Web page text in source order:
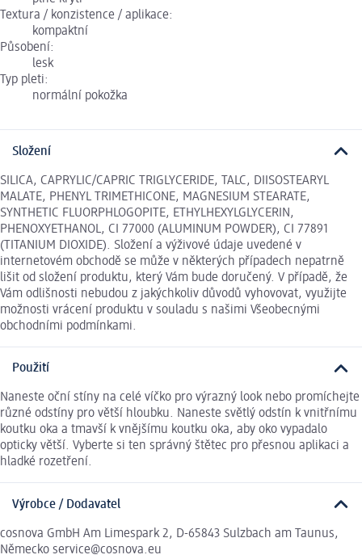
Textura / konzistence / aplikace:
kompaktní
Působení:
lesk
Typ pleti:
normální pokožka
Složení
SILICA, CAPRYLIC/CAPRIC TRIGLYCERIDE, TALC, DIISOSTEARYL
MALATE, PHENYL TRIMETHICONE, MAGNESIUM STEARATE,
SYNTHETIC FLUORPHLOGOPITE, ETHYLHEXYLGLYCERIN,
PHENOXYETHANOL, CI 77000 (ALUMINUM POWDER), CI 77891
(TITANIUM DIOXIDE). Složení a výživové údaje uvedené v
internetovém obchodě se může v některých případech nepatrně
lišit od složení produktu, který Vám bude doručený. V případě, že
Vám odlišnosti nebudou z jakýchkoliv důvodů vyhovovat, využijte
možnosti vrácení produktu v souladu s našimi Všeobecnými
obchodními podmínkami.
Použití
Naneste oční stíny na celé víčko pro výrazný look nebo promíchejte
různé odstíny pro větší hloubku. Naneste světlý odstín k vnitřnímu
koutku oka a tmavší k vnějšímu koutku oka, aby oko vypadalo
opticky větší. Vyberte si ten správný štětec pro přesnou aplikaci a
hladké rozetření.
Výrobce / Dodavatel
cosnova GmbH Am Limespark 2, D-65843 Sulzbach am Taunus,
Německo service@cosnova.eu